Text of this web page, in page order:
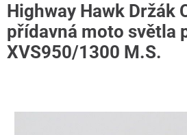
Highway Hawk Držák
přídavná moto světla
XVS950/1300 M.S.